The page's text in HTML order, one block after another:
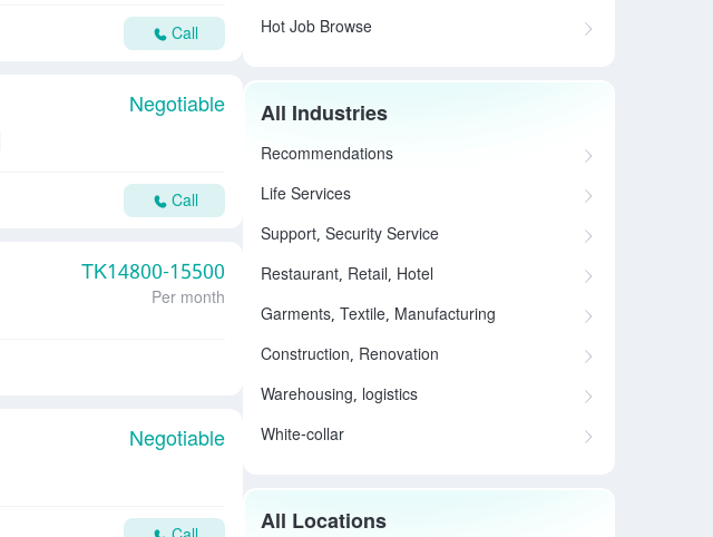
Call
Negotiable
Call
TK14800-15500
Per month
Negotiable
Hot Job Browse
All Industries
Recommendations
Life Services
Support, Security Service
Restaurant, Retail, Hotel
Garments, Textile, Manufacturing
Construction, Renovation
Warehousing, logistics
White-collar
All Locations